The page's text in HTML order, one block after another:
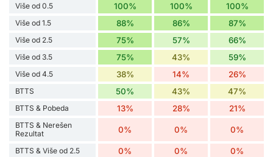
Više od 0.5 100% 100% 100%
Više od 1.5 88% 86% 87%
Više od 2.5 75% 57% 66%
Više od 3.5 75% 43% 59%
Više od 4.5 38% 14% 26%
BTTS 50% 43% 47%
BTTS & Pobeda 13% 28% 21%
BTTS & Nerešen
Rezultat
0% 0% 0%
BTTS & Više od 2.5 0% 0% 0%